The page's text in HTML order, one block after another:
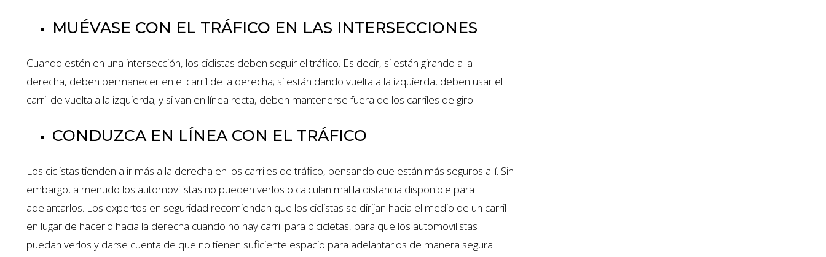
MUÉVASE CON EL TRÁFICO EN LAS INTERSECCIONES
Cuando estén en una intersección, los ciclistas deben seguir el tráfico. Es decir, si están girando a la
derecha, deben permanecer en el carril de la derecha; si están dando vuelta a la izquierda, deben usar el
carril de vuelta a la izquierda; y si van en línea recta, deben mantenerse fuera de los carriles de giro.
CONDUZCA EN LÍNEA CON EL TRÁFICO
Los ciclistas tienden a ir más a la derecha en los carriles de tráfico, pensando que están más seguros allí. Sin
embargo, a menudo los automovilistas no pueden verlos o calculan mal la distancia disponible para
adelantarlos. Los expertos en seguridad recomiendan que los ciclistas se dirijan hacia el medio de un carril
en lugar de hacerlo hacia la derecha cuando no hay carril para bicicletas, para que los automovilistas
puedan verlos y darse cuenta de que no tienen suficiente espacio para adelantarlos de manera segura.